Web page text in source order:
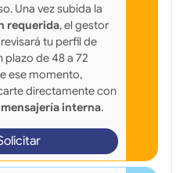
Una vez subida la
requerida, el gestor
tu perfil de
plazo de 48 a 72
ese momento,
directamente con
mensajería interna.